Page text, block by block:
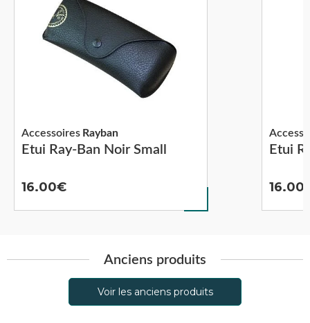
Etui Ray-Ban Noir Small
Accessoires Rayban
16.00
Etui
16.00
Anciens produits
Voir les anciens produits